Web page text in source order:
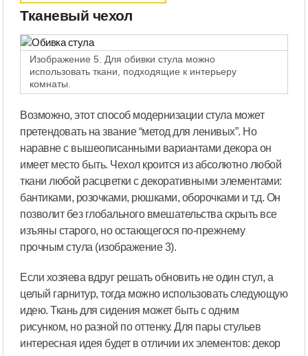
Тканевый чехол
Изображение 5. Для обивки стула можно
использовать ткани, подходящие к интерьеру
комнаты.
Возможно, этот способ модернизации стула может
претендовать на звание “метод для ленивых”. Но
наравне с вышеописанными вариантами декора он
имеет место быть. Чехол кроится из абсолютно любой
ткани любой расцветки с декоративными элементами:
бантиками, розочками, рюшками, оборочками и т.д. Он
позволит без глобального вмешательства скрыть все
изъяны старого, но остающегося по-прежнему
прочным стула (изображение 3).
Если хозяева вдруг решать обновить не один стул, а
целый гарнитур, тогда можно использовать следующую
идею. Ткань для сидения может быть с одним
рисунком, но разной по оттенку. Для пары стульев
интересная идея будет в отличии их элементов: декор